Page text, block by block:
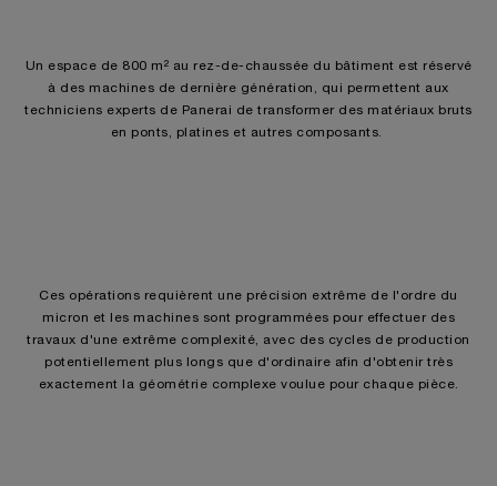
Un espace de 800 m² au rez-de-chaussée du bâtiment est réservé
à des machines de dernière génération, qui permettent aux
techniciens experts de Panerai de transformer des matériaux bruts
en ponts, platines et autres composants.
Ces opérations requièrent une précision extrême de l'ordre du
micron et les machines sont programmées pour effectuer des
travaux d'une extrême complexité, avec des cycles de production
potentiellement plus longs que d'ordinaire afin d'obtenir très
exactement la géométrie complexe voulue pour chaque pièce.